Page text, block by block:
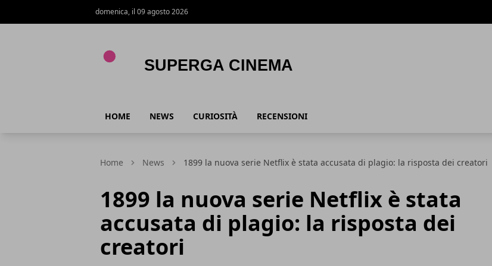
domenica, il 09 agosto 2026
HOME NEWS CURIOSITÀ RECENSIONI
Home News 1899 la nuova serie Netflix è stata accusata di plagio: la risposta dei creatori
1899 la nuova serie Netflix è stata
accusata di plagio: la risposta dei
creatori